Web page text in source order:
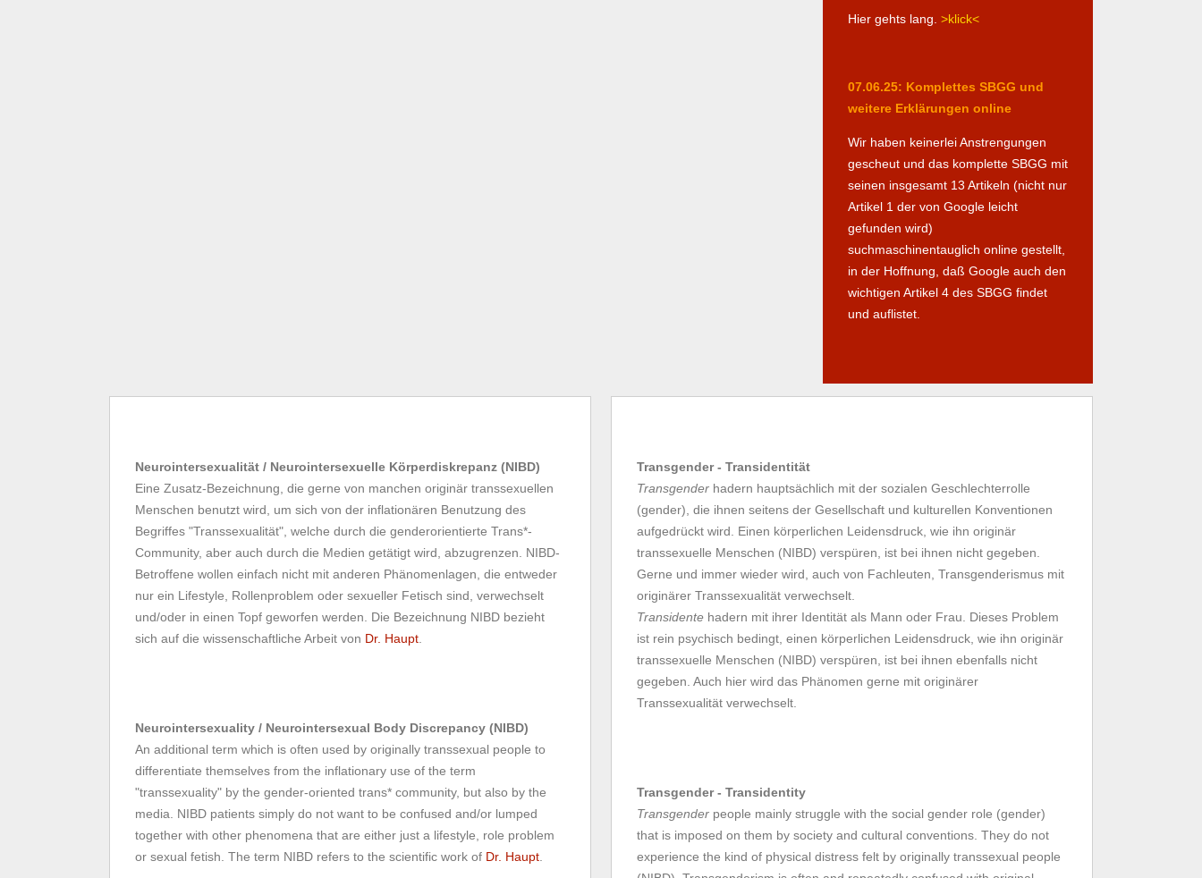
Hier gehts lang. >klick<
07.06.25: Komplettes SBGG und
weitere Erklärungen online
Wir haben keinerlei Anstrengungen
gescheut und das komplette SBGG mit
seinen insgesamt 13 Artikeln (nicht nur
Artikel 1 der von Google leicht
gefunden wird)
suchmaschinentauglich online gestellt,
in der Hoffnung, daß Google auch den
wichtigen Artikel 4 des SBGG findet
und auflistet.
Neurointersexualität / Neurointersexuelle Körperdiskrepanz (NIBD)
Eine Zusatz-Bezeichnung, die gerne von manchen originär transsexuellen
Menschen benutzt wird, um sich von der inflationären Benutzung des
Begriffes "Transsexualität", welche durch die genderorientierte Trans*-
Community, aber auch durch die Medien getätigt wird, abzugrenzen. NIBD-
Betroffene wollen einfach nicht mit anderen Phänomenlagen, die entweder
nur ein Lifestyle, Rollenproblem oder sexueller Fetisch sind, verwechselt
und/oder in einen Topf geworfen werden. Die Bezeichnung NIBD bezieht
sich auf die wissenschaftliche Arbeit von Dr. Haupt
Neurointersexuality / Neurointersexual Body Discrepancy (NIBD)
An additional term which is often used by originally transsexual people to
differentiate themselves from the inflationary use of the term
"transsexuality" by the gender-oriented trans* community, but also by the
media. NIBD patients simply do not want to be confused and/or lumped
together with other phenomena that are either just a lifestyle, role problem
or sexual fetish. The term NIBD refers to the scientific work of Dr. Haupt
Transgender - Transidentität
Transgender hadern hauptsächlich mit der sozialen Geschlechterrolle
(gender), die ihnen seitens der Gesellschaft und kulturellen Konventionen
aufgedrückt wird. Einen körperlichen Leidensdruck, wie ihn originär
transsexuelle Menschen (NIBD) verspüren, ist bei ihnen nicht gegeben.
Gerne und immer wieder wird, auch von Fachleuten, Transgenderismus mit
originärer Transsexualität verwechselt.
Transidente hadern mit ihrer Identität als Mann oder Frau. Dieses Problem
ist rein psychisch bedingt, einen körperlichen Leidensdruck, wie ihn originär
transsexuelle Menschen (NIBD) verspüren, ist bei ihnen ebenfalls nicht
gegeben. Auch hier wird das Phänomen gerne mit originärer
Transsexualität verwechselt.
Transgender - Transidentity
Transgender people mainly struggle with the social gender role (gender)
that is imposed on them by society and cultural conventions. They do not
experience the kind of physical distress felt by originally transsexual people